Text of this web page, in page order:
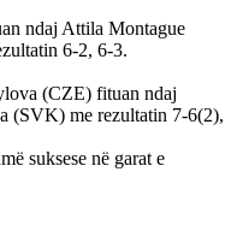
ndaj Attila Montague
6-2, 6-3.
(CZE) fituan ndaj
(SVK) me rezultatin 7-6(2),
suksese në garat e